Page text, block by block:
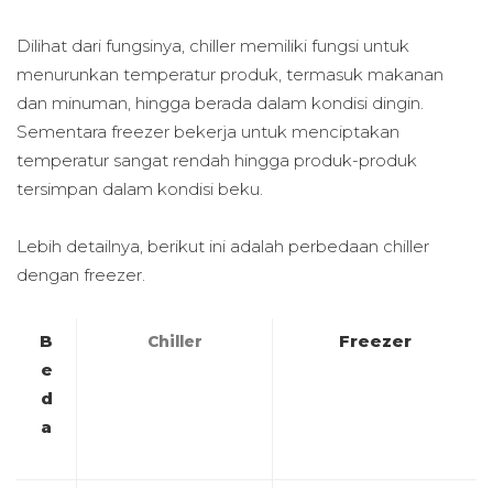
Dilihat dari fungsinya, chiller memiliki fungsi untuk
menurunkan temperatur produk, termasuk makanan
dan minuman, hingga berada dalam kondisi dingin.
Sementara freezer bekerja untuk menciptakan
temperatur sangat rendah hingga produk-produk
tersimpan dalam kondisi beku.
Lebih detailnya, berikut ini adalah perbedaan chiller
dengan freezer.
B
e
d
a
Chiller Freezer